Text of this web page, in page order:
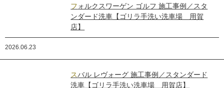
フォルクスワーゲン ゴルフ 施工事例／スタ
ンダード洗車【ゴリラ手洗い洗車場 用賀
店】
2026.06.23
スバル レヴォーグ 施工事例／スタンダード
洗車【ゴリラ手洗い洗車場 用賀店】